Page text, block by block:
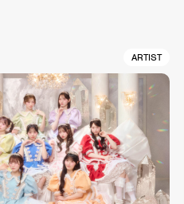
ARTIST